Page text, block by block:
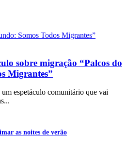
sobre migração “Palcos do
Migrantes”
espetáculo comunitário que vai
as noites de verão